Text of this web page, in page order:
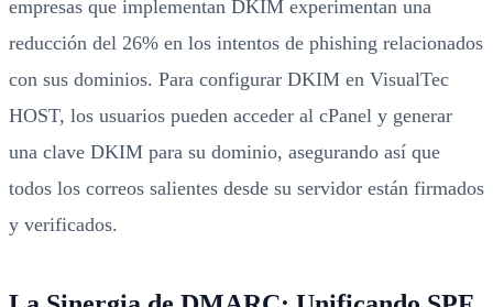
empresas que implementan DKIM experimentan una
reducción del 26% en los intentos de phishing relacionados
con sus dominios. Para configurar DKIM en VisualTec
HOST, los usuarios pueden acceder al cPanel y generar
una clave DKIM para su dominio, asegurando así que
todos los correos salientes desde su servidor están firmados
y verificados.